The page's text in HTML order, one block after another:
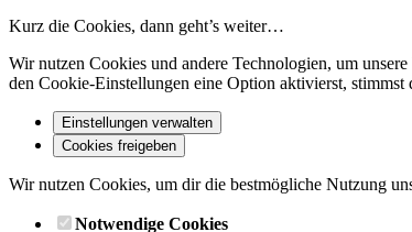
Kurz die Cookies, dann geht’s weiter…
Wir nutzen Cookies und andere Technologien, um
den Cookie-Einstellungen eine Option aktivierst,
Einstellungen verwalten
Cookies freigeben
Wir nutzen Cookies, um dir die bestmögliche Nutzung
Notwendige Cookies